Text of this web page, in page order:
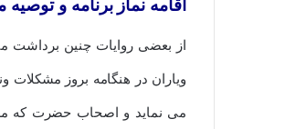
اقامه نماز برنامه و
از بعضی روایات چنین برداشت
ویاران در هنگامه بروز مشکلات
می نماید و اصحاب حضرت که